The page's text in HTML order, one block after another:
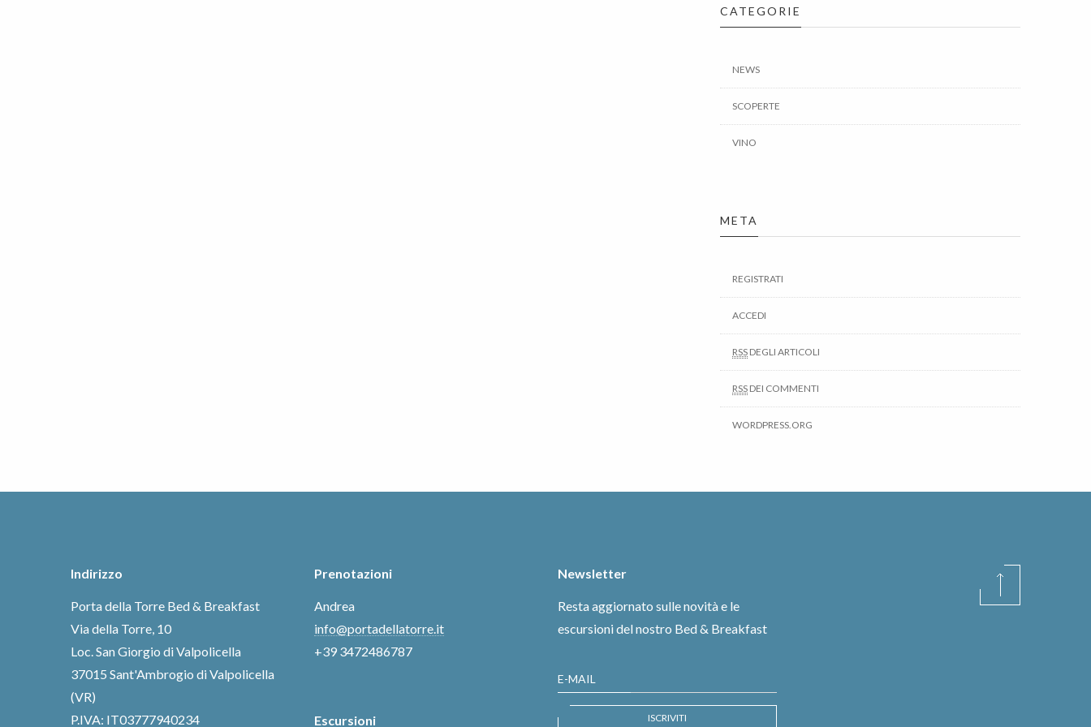
CATEGORIE
NEWS
SCOPERTE
VINO
META
REGISTRATI
ACCEDI
RSS DEGLI ARTICOLI
RSS DEI COMMENTI
WORDPRESS.ORG
Indirizzo
Porta della Torre Bed & Breakfast
Via della Torre, 10
Loc. San Giorgio di Valpolicella
37015 Sant'Ambrogio di Valpolicella
(VR)
P.IVA: IT03777940234
Prenotazioni
Andrea
info@portadellatorre.it
+39 3472486787
Escursioni
Newsletter
Resta aggiornato sulle novità e le
escursioni del nostro Bed & Breakfast
E-MAIL
ISCRIVITI